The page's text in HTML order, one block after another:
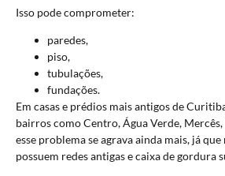
Isso pode comprometer:
paredes,
piso,
tubulações,
fundações.
Em casas e prédios mais antigos de
bairros como Centro, Água Verde,
esse problema se agrava ainda mais, já
possuem redes antigas e caixa de gordura